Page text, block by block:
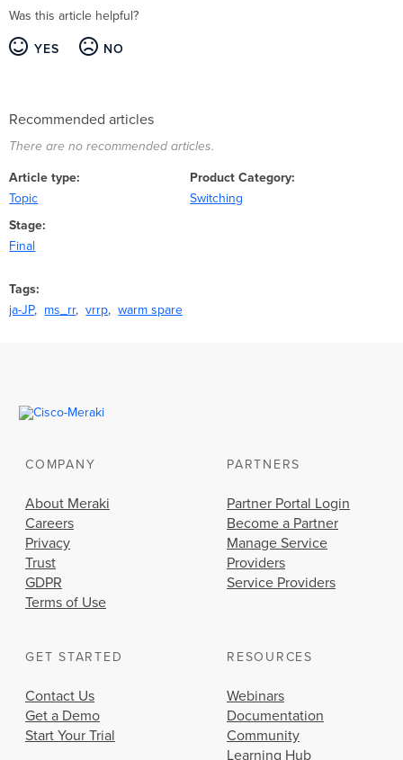
Was this article helpful?
YES NO
Recommended articles
There are no recommended articles.
Article type
Topic
Product Category
Switching
Stage
Final
Tags
ja-JP
ms_rr vrrp warm spare
COMPANY
About Meraki
Careers
Privacy
Trust
GDPR
Terms of Use
PARTNERS
Partner Portal Login
Become a Partner
Manage Service
Providers
Service Providers
GET STARTED
Contact Us
Get a Demo
Start Your Trial
RESOURCES
Webinars
Documentation
Community
Learning Hub